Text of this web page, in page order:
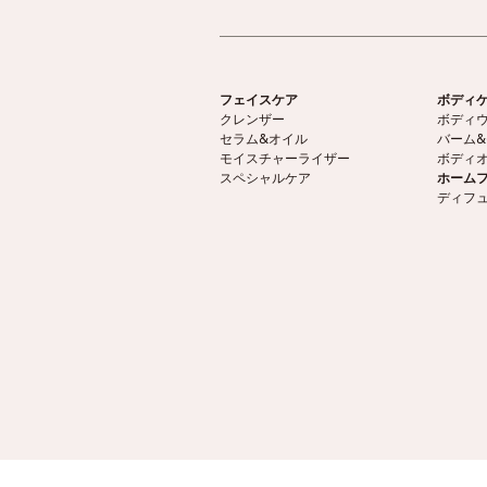
フェイスケア
クレンザー
セラム&オイル
モイスチャーライザー
スペシャルケア
ボディ
ボディ
バーム
ボディ
ホーム
ディフ